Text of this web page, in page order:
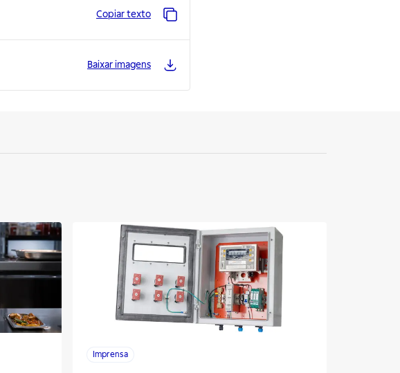
Copiar texto
Baixar imagens
Imprensa